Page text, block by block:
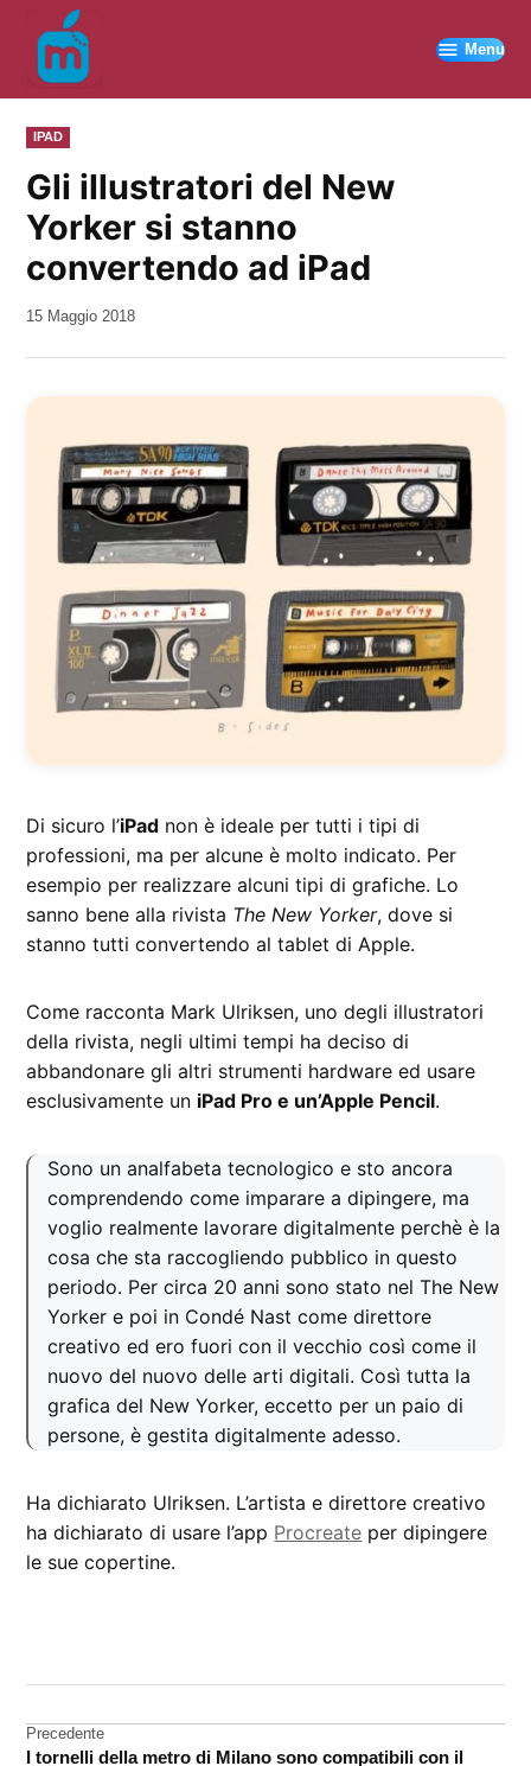
contenuto
Menu
PUBBLICATO
IN
IPAD
Gli illustratori del New
Yorker si stanno
convertendo ad iPad
da
15 Maggio 2018
Di sicuro l’iPad non è ideale per tutti i tipi di
professioni, ma per alcune è molto indicato. Per
esempio per realizzare alcuni tipi di grafiche. Lo
sanno bene alla rivista The New Yorker, dove si
stanno tutti convertendo al tablet di Apple.
Come racconta Mark Ulriksen, uno degli illustratori
della rivista, negli ultimi tempi ha deciso di
abbandonare gli altri strumenti hardware ed usare
esclusivamente un iPad Pro e un’Apple Pencil.
Sono un analfabeta tecnologico e sto ancora
comprendendo come imparare a dipingere, ma
voglio realmente lavorare digitalmente perchè è la
cosa che sta raccogliendo pubblico in questo
periodo. Per circa 20 anni sono stato nel The New
Yorker e poi in Condé Nast come direttore
creativo ed ero fuori con il vecchio così come il
nuovo del nuovo delle arti digitali. Così tutta la
grafica del New Yorker, eccetto per un paio di
persone, è gestita digitalmente adesso.
Ha dichiarato Ulriksen. L’artista e direttore creativo
ha dichiarato di usare l’app Procreate per dipingere
le sue copertine.
grafica
Navigazione
Precedente
I tornelli della metro di Milano sono compatibili con il